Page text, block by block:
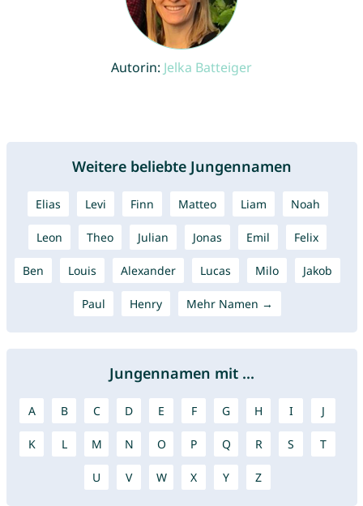
Autorin: Jelka Batteiger
Weitere beliebte Jungennamen
Elias Levi Finn Matteo Liam Noah
Leon Theo Julian Jonas Emil Felix
Ben Louis Alexander Lucas Milo Jakob
Paul Henry Mehr Namen →
Jungennamen mit ...
A B C D E F G H I J
K L M N O P Q R S T
U V W X Y Z